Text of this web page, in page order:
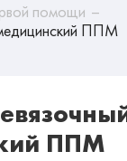
помощи
ППМ
ППМ